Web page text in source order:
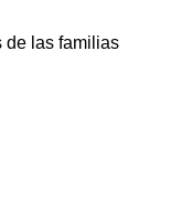
de las familias